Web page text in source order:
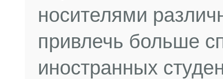
носителями
привлечь больше
иностранных